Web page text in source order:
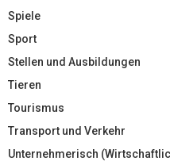
Spiele
Sport
Stellen und Ausbildungen
Tieren
Tourismus
Transport und Verkehr
Unternehmerisch